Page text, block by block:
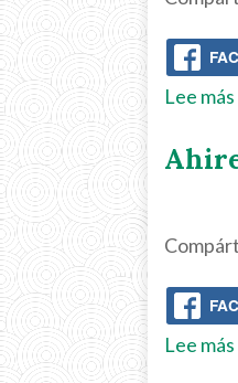
Lee más
Lee más